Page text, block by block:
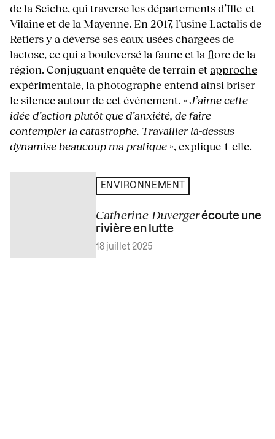
de la Seiche, qui traverse les départements d’Ille-et-
Vilaine et de la Mayenne. En 2017, l’usine Lactalis de
Retiers y a déversé ses eaux usées chargées de
lactose, ce qui a bouleversé la faune et la flore de la
région. Conjuguant enquête de terrain et approche
expérimentale, la photographe entend ainsi briser
le silence autour de cet événement. « J’aime cette
idée d’action plutôt que d’anxiété, de faire
contempler la catastrophe. Travailler là-dessus
dynamise beaucoup ma pratique », explique-t-elle.
ENVIRONNEMENT
Catherine Duvergerécoute une
rivière en lutte
18 juillet 2025